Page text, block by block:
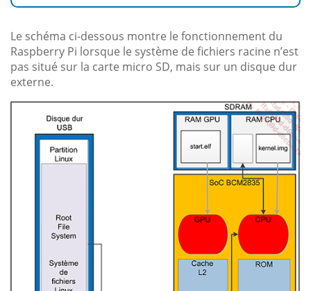
Le schéma ci-dessous montre le fonctionnement du
Raspberry Pi lorsque le système de fichiers racine n’est
pas situé sur la carte micro SD, mais sur un disque dur
externe.